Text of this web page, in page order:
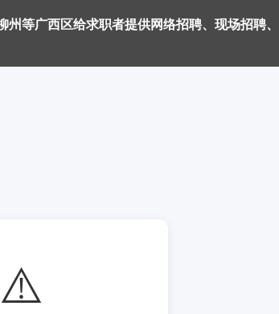
等广西区给求职者提供网络招聘、现场招聘
⚠️